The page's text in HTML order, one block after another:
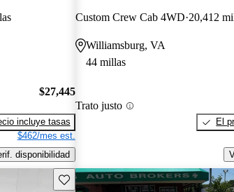
$27,445
incluye tasas
$462/mes est.
disponibilidad
Custom Crew Cab 4WD 20,412
Williamsburg, VA
44 millas
Trato justo
El
Guarda este Aviso